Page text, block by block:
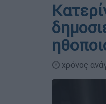
🕛 χρόνος